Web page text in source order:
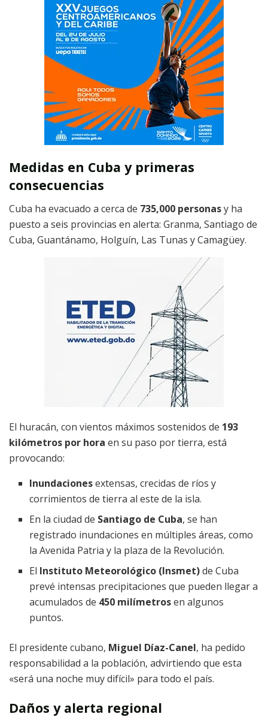
Medidas en Cuba y primeras
consecuencias
Cuba ha evacuado a cerca de 735,000 personasy ha
puesto a seis provincias en alerta: Granma, Santiago de
Cuba, Guantánamo, Holguín, Las Tunas y Camagüey.
El huracán, con vientos máximos sostenidos de 193
kilómetros por hora en su paso por tierra, está
provocando:
Inundacionesextensas, crecidas de ríos y
corrimientos de tierra al este de la isla.
En la ciudad de Santiago de Cuba, se han
registrado inundaciones en múltiples áreas, como
la Avenida Patria y la plaza de la Revolución.
El Instituto Meteorológico (Insmet)de Cuba
prevé intensas precipitaciones que pueden llegar a
acumulados de 450 milímetrosen algunos
puntos.
El presidente cubano, Miguel Díaz-Canel, ha pedido
responsabilidad a la población, advirtiendo que esta
«será una noche muy difícil» para todo el país.
Daños y alerta regional